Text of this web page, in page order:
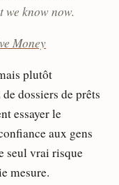
we know now.
Money
plutôt
dossiers de prêts
essayer le
aux gens
seul vrai risque
mesure.